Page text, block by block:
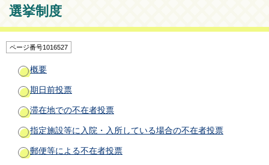
選挙制度
ページ番号1016527
概要
期日前投票
滞在地での不在者投票
指定施設等に入院・入所している場合の不在者投票
郵便等による不在者投票